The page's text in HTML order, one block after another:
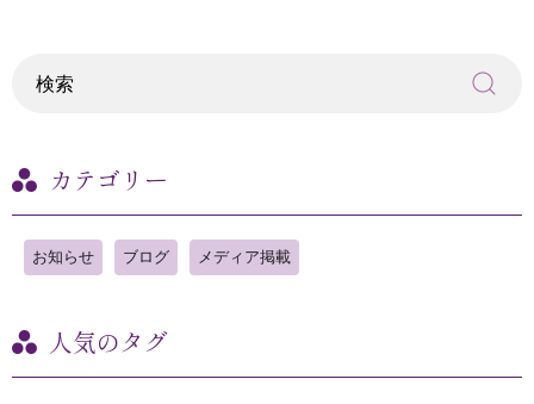
カテゴリー
お知らせ ブログ メディア掲載
人気のタグ